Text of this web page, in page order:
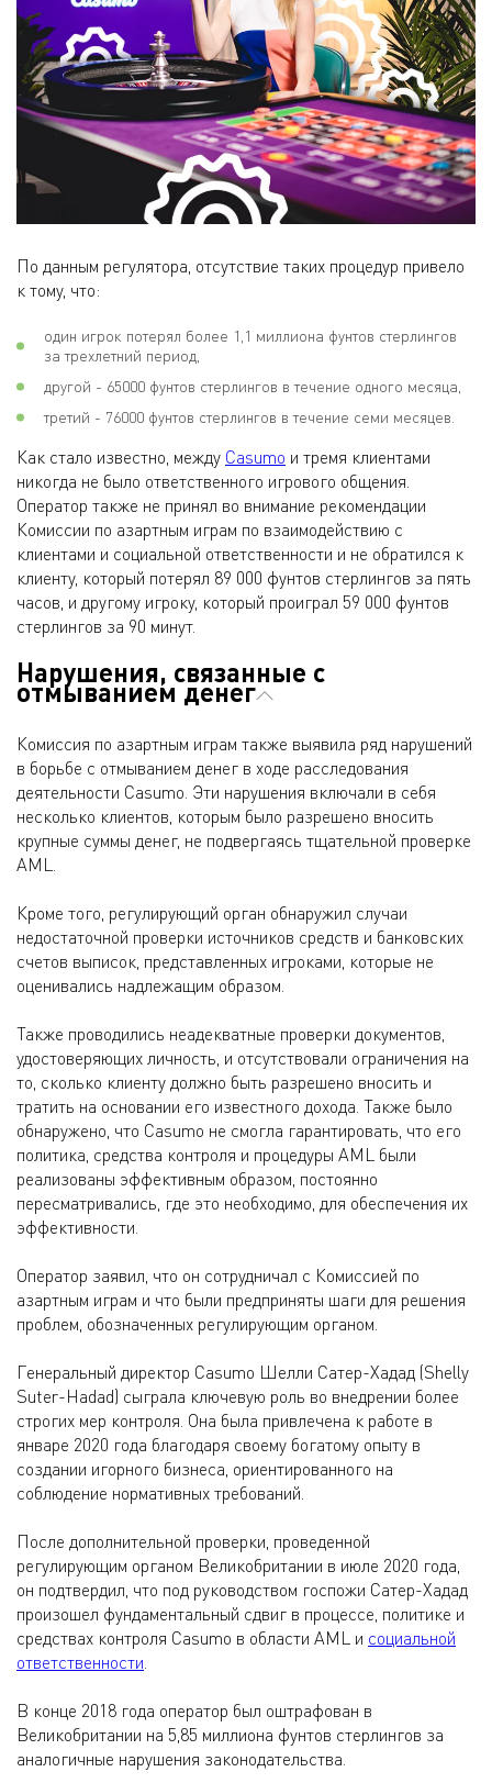
По данным регулятора, отсутствие таких процедур привело
к тому, что:
один игрок потерял более 1,1 миллиона фунтов стерлингов
за трехлетний период,
другой - 65000 фунтов стерлингов в течение одного месяца,
третий - 76000 фунтов стерлингов в течение семи месяцев.
Как стало известно, между Casumo и тремя клиентами
никогда не было ответственного игрового общения.
Оператор также не принял во внимание рекомендации
Комиссии по азартным играм по взаимодействию с
клиентами и социальной ответственности и не обратился к
клиенту, который потерял 89 000 фунтов стерлингов за пять
часов, и другому игроку, который проиграл 59 000 фунтов
стерлингов за 90 минут.
Нарушения, связанные с
отмыванием денег
Комиссия по азартным играм также выявила ряд нарушений
в борьбе с отмыванием денег в ходе расследования
деятельности Casumo. Эти нарушения включали в себя
несколько клиентов, которым было разрешено вносить
крупные суммы денег, не подвергаясь тщательной проверке
AML.
Кроме того, регулирующий орган обнаружил случаи
недостаточной проверки источников средств и банковских
счетов выписок, представленных игроками, которые не
оценивались надлежащим образом.
Также проводились неадекватные проверки документов,
удостоверяющих личность, и отсутствовали ограничения на
то, сколько клиенту должно быть разрешено вносить и
тратить на основании его известного дохода. Также было
обнаружено, что Casumo не смогла гарантировать, что его
политика, средства контроля и процедуры AML были
реализованы эффективным образом, постоянно
пересматривались, где это необходимо, для обеспечения их
эффективности.
Оператор заявил, что он сотрудничал с Комиссией по
азартным играм и что были предприняты шаги для решения
проблем, обозначенных регулирующим органом.
Генеральный директор Casumo Шелли Сатер-Хадад (Shelly
Suter-Hadad) сыграла ключевую роль во внедрении более
строгих мер контроля. Она была привлечена к работе в
январе 2020 года благодаря своему богатому опыту в
создании игорного бизнеса, ориентированного на
соблюдение нормативных требований.
После дополнительной проверки, проведенной
регулирующим органом Великобритании в июле 2020 года,
он подтвердил, что под руководством госпожи Сатер-Хадад
произошел фундаментальный сдвиг в процессе, политике и
средствах контроля Casumo в области AML и социальной
ответственности
В конце 2018 года оператор был оштрафован в
Великобритании на 5,85 миллиона фунтов стерлингов за
аналогичные нарушения законодательства.